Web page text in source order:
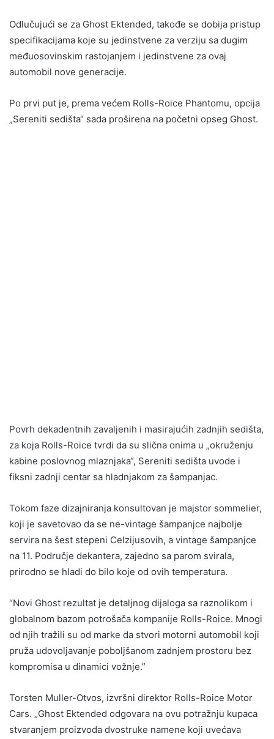
Odlučujući se za Ghost Ektended, takođe se dobija pristup
specifikacijama koje su jedinstvene za verziju sa dugim
međuosovinskim rastojanjem i jedinstvene za ovaj
automobil nove generacije.
Po prvi put je, prema većem Rolls-Roice Phantomu, opcija
„Sereniti sedišta“ sada proširena na početni opseg Ghost.
Povrh dekadentnih zavaljenih i masirajućih zadnjih sedišta,
za koja Rolls-Roice tvrdi da su slična onima u „okruženju
kabine poslovnog mlaznjaka“, Sereniti sedišta uvode i
fiksni zadnji centar sa hladnjakom za šampanjac.
Tokom faze dizajniranja konsultovan je majstor sommelier,
koji je savetovao da se ne-vintage šampanjce najbolje
servira na šest stepeni Celzijusovih, a vintage šampanjce
na 11. Područje dekantera, zajedno sa parom svirala,
prirodno se hladi do bilo koje od ovih temperatura.
“Novi Ghost rezultat je detaljnog dijaloga sa raznolikom i
globalnom bazom potrošača kompanije Rolls-Roice. Mnogi
od njih tražili su od marke da stvori motorni automobil koji
pruža udovoljavanje poboljšanom zadnjem prostoru bez
kompromisa u dinamici vožnje.”
Torsten Muller-Otvos, izvršni direktor Rolls-Roice Motor
Cars. „Ghost Ektended odgovara na ovu potražnju kupaca
stvaranjem proizvoda dvostruke namene koji uvećava